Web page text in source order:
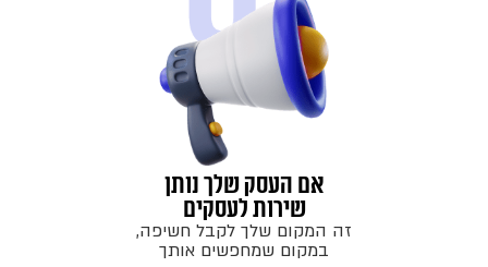
אם העסק שלך נותן
שירות לעסקים
זה המקום שלך לקבל חשיפה,
במקום שמחפשים אותך